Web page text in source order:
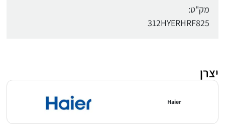
מק"ט:
312HYERHRF825
יצרן
Haier